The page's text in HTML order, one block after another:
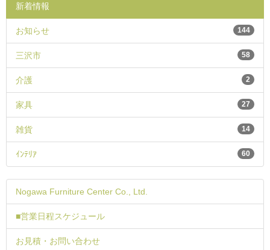
新着情報
144
お知らせ
58
三沢市
2
介護
27
家具
14
雑貨
60
ｲﾝﾃﾘｱ
Nogawa Furniture Center Co., Ltd.
■営業日程スケジュール
お見積・お問い合わせ